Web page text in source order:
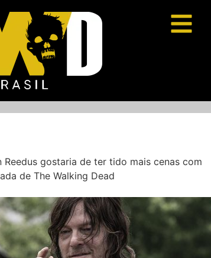
Reedus gostaria de ter tido mais cenas com
de The Walking Dead